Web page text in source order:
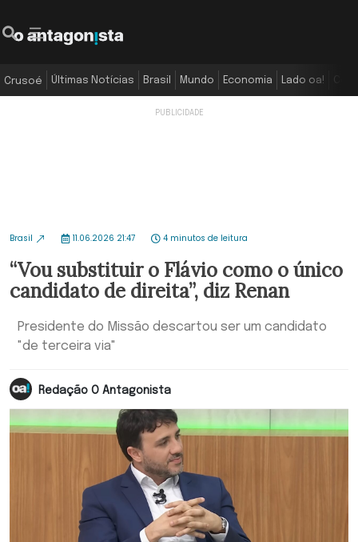
Crusoé Últimas Notícias Brasil Mundo Economia Lado oa!
Brasil 11.06.2026 21:47 4 minutos de leitura
“Vou substituir o Flávio como o único
candidato de direita”, diz Renan
Presidente do Missão descartou ser um candidato
"de terceira via"
Redação O Antagonista